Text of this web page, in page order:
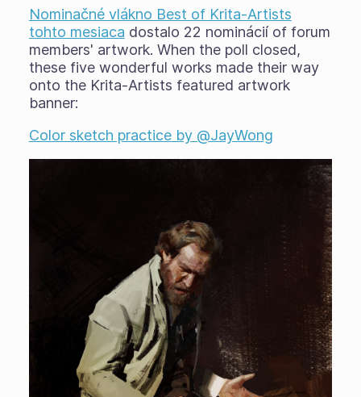
Nominačné vlákno Best of Krita-Artists
tohto mesiaca dostalo 22 nominácií of forum
members' artwork. When the poll closed,
these five wonderful works made their way
onto the Krita-Artists featured artwork
banner:
Color sketch practice by @JayWong